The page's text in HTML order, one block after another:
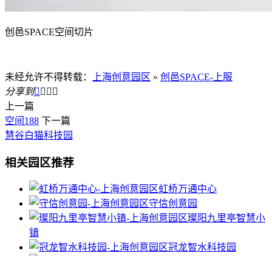
创邑SPACE空间切片
未经允许不得转载： 上海创意园区 » 创邑SPACE-上服
分享到   
上一篇
空间188 下一篇
慧谷白猫科技园
相关园区推荐
虹桥万通中心
守信创意园
璨阳九里亭智慧小
镇
冠龙智水科技园